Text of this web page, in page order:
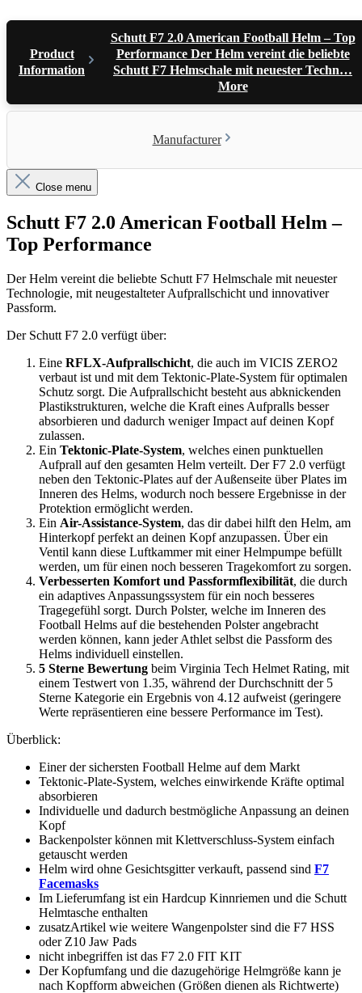
Product
Information
Schutt F7 2.0 American Football Helm – Top
Performance Der Helm vereint die beliebte
Schutt F7 Helmschale mit neuester Techn…
More
Manufacturer
Close menu
Schutt F7 2.0 American Football Helm –
Top Performance
Der Helm vereint die beliebte Schutt F7 Helmschale mit neuester
Technologie, mit neugestalteter Aufprallschicht und innovativer
Passform.
Der Schutt F7 2.0 verfügt über:
Eine RFLX-Aufprallschicht, die auch im VICIS ZERO2
verbaut ist und mit dem Tektonic-Plate-System für optimalen
Schutz sorgt. Die Aufprallschicht besteht aus abknickenden
Plastikstrukturen, welche die Kraft eines Aufpralls besser
absorbieren und dadurch weniger Impact auf deinen Kopf
zulassen.
Ein Tektonic-Plate-System, welches einen punktuellen
Aufprall auf den gesamten Helm verteilt. Der F7 2.0 verfügt
neben den Tektonic-Plates auf der Außenseite über Plates im
Inneren des Helms, wodurch noch bessere Ergebnisse in der
Protektion ermöglicht werden.
Ein Air-Assistance-System, das dir dabei hilft den Helm, am
Hinterkopf perfekt an deinen Kopf anzupassen. Über ein
Ventil kann diese Luftkammer mit einer Helmpumpe befüllt
werden, um für einen noch besseren Tragekomfort zu sorgen.
Verbesserten Komfort und Passformflexibilität, die durch
ein adaptives Anpassungssystem für ein noch besseres
Tragegefühl sorgt. Durch Polster, welche im Inneren des
Football Helms auf die bestehenden Polster angebracht
werden können, kann jeder Athlet selbst die Passform des
Helms individuell einstellen.
5 Sterne Bewertung beim Virginia Tech Helmet Rating, mit
einem Testwert von 1.35, während der Durchschnitt der 5
Sterne Kategorie ein Ergebnis von 4.12 aufweist (geringere
Werte repräsentieren eine bessere Performance im Test).
Überblick:
Einer der sichersten Football Helme auf dem Markt
Tektonic-Plate-System, welches einwirkende Kräfte optimal
absorbieren
Individuelle und dadurch bestmögliche Anpassung an deinen
Kopf
Backenpolster können mit Klettverschluss-System einfach
getauscht werden
Helm wird ohne Gesichtsgitter verkauft, passend sind F7
Facemasks
Im Lieferumfang ist ein Hardcup Kinnriemen und die Schutt
Helmtasche enthalten
zusatzArtikel wie weitere Wangenpolster sind die F7 HSS
oder Z10 Jaw Pads
nicht inbegriffen ist das F7 2.0 FIT KIT
Der Kopfumfang und die dazugehörige Helmgröße kann je
nach Kopfform abweichen (Größen dienen als Richtwerte)